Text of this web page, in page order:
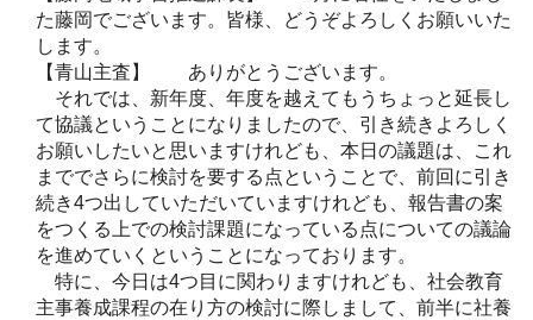
た藤岡でございます。皆様、どうぞよろしくお願いいた
します。
【青山主査】 ありがとうございます。
それでは、新年度、年度を越えてもうちょっと延長し
て協議ということになりましたので、引き続きよろしく
お願いしたいと思いますけれども、本日の議題は、これ
まででさらに検討を要する点ということで、前回に引き
続き4つ出していただいていますけれども、報告書の案
をつくる上での検討課題になっている点についての議論
を進めていくということになっております。
特に、今日は4つ目に関わりますけれども、社会教育
主事養成課程の在り方の検討に際しまして、前半に社養